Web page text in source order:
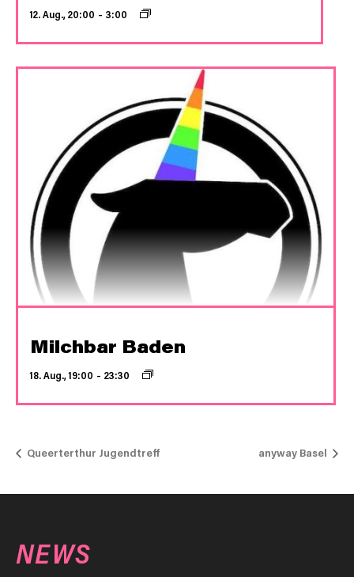
12. Aug., 20:00 – 3:00
Milchbar Baden
18. Aug., 19:00 – 23:30
Queerterthur Jugendtreff anyway Basel
NEWS